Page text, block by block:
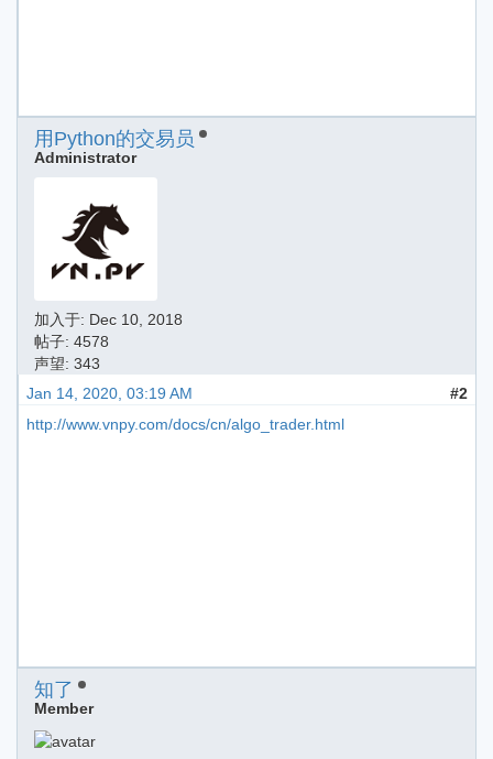
用Python的交易员
Administrator
加入于: Dec 10, 2018
帖子: 4578
声望: 343
Jan 14, 2020, 03:19 AM
#2
http://www.vnpy.com/docs/cn/algo_trader.html
知了
Member